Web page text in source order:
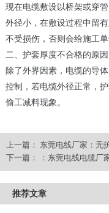
现在电缆敷设以桥架或穿
外径小，在敷设过程中留
不受损伤，否则会给施工
二、护套厚度不合格的原因
除了外界因素，电缆的导
控制，若电缆外径正常，
偷工减料现象。
上一篇： 东莞电线厂家：无
下一篇：
：东莞电线电缆厂
推荐文章